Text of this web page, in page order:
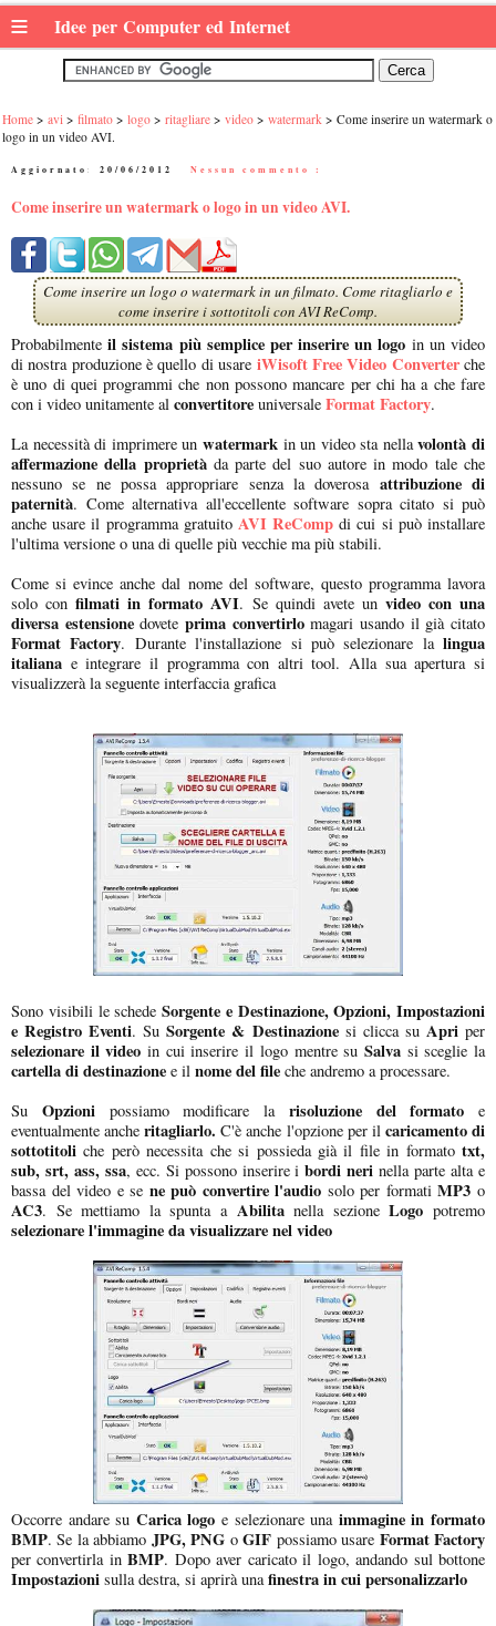
≡ Idee per Computer ed Internet
Home avi filmato logo ritagliare video watermark
Come inserire un watermark o
logo in un video AVI.
Aggiornato: 20/06/2012 Nessun commento :
Come inserire un watermark o logo in un video AVI.
Come inserire un logo o watermark in un filmato. Come ritagliarlo e
come inserire i sottotitoli con AVI ReComp.
Probabilmenteil sistema più semplice per inserire un logo in un video
di nostra produzione è quello di usare iWisoft Free Video Converterche
è uno di quei programmi che non possono mancare per chi ha a che fare
con i video unitamente al convertitore universale Format Factory.
La necessità di imprimere un watermarkin un video sta nellavolontà di
affermazione della proprietàda parte del suo autore in modo tale che
nessuno se ne possa appropriare senza la doverosa attribuzione di
paternità. Come alternativa all'eccellente software sopra citato si può
anche usare il programma gratuito AVI ReComp di cui si può installare
l'ultima versione o una di quelle più vecchie ma più stabili.
Come si evince anche dal nome del software, questo programma lavora
solo confilmati in formato AVI. Se quindi avete un video con una
diversa estensionedoveteprima convertirlomagari usando il già citato
Format Factory. Durante l'installazione si può selezionare la lingua
italiana e integrare il programma con altri tool. Alla sua apertura si
visualizzerà la seguente interfaccia grafica
Sono visibili le schede Sorgente e Destinazione, Opzioni, Impostazioni
e Registro Eventi. SuSorgente & Destinazionesi clicca su Apriper
selezionare il video in cui inserire il logo mentre su Salvasi sceglie la
cartella di destinazione e il nome del file che andremo a processare.
Su Opzioni possiamo modificare la risoluzione del formato e
eventualmente ancheritagliarlo.C'è anche l'opzione per il caricamento di
sottotitoli che però necessita che si possieda già il file in formato txt,
sub, srt, ass, ssa, ecc. Si possono inserire ibordi neri nella parte alta e
bassa del video e se ne può convertire l'audio solo per formatiMP3o
AC3. Se mettiamo la spunta a Abilitanella sezioneLogo potremo
selezionare l'immagine da visualizzare nel video
Occorre andare su Carica logo e selezionare una immagine in formato
BMP. Se la abbiamo JPG, PNG oGIF possiamo usare Format Factory
per convertirla inBMP. Dopo aver caricato il logo, andando sul bottone
Impostazioni sulla destra, si aprirà unafinestra in cui personalizzarlo